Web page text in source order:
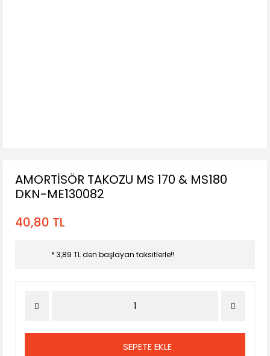
AMORTİSÖR TAKOZU MS 170 & MS180
DKN-ME130082
40,80 TL
* 3,89 TL den başlayan taksitlerle!!
SEPETE EKLE